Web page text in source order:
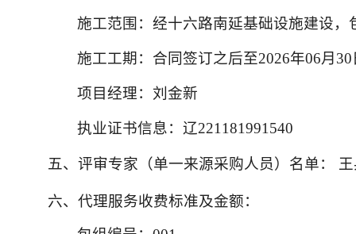
施工范围：经十六路南延基础设施建设
施工工期：合同签订之后至2026年06月
项目经理：刘金新
执业证书信息：辽221181991540
五、评审专家（单一来源采购人员）名单：
六、代理服务收费标准及金额：